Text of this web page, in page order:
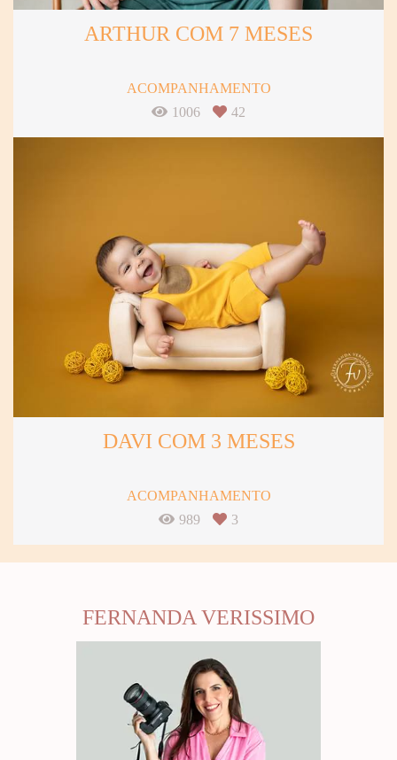
ARTHUR COM 7 MESES
ACOMPANHAMENTO
1006
42
DAVI COM 3 MESES
ACOMPANHAMENTO
989
3
FERNANDA VERISSIMO